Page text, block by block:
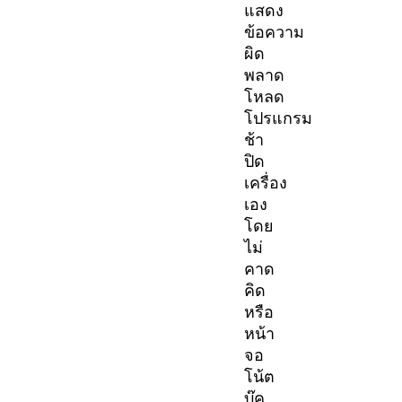
แสดง
ข้อความ
ผิด
พลาด
โหลด
โปรแกรม
ช้า
ปิด
เครื่อง
เอง
โดย
ไม่
คาด
คิด
หรือ
หน้า
จอ
โน้ต